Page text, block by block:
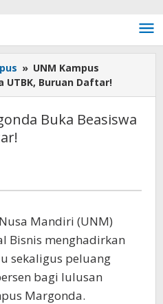
» UNM Kampus
UTBK, Buruan Daftar!
Buka Beasiswa
Mandiri (UNM)
Bisnis menghadirkan
sekaligus peluang
bagi lulusan
Margonda.